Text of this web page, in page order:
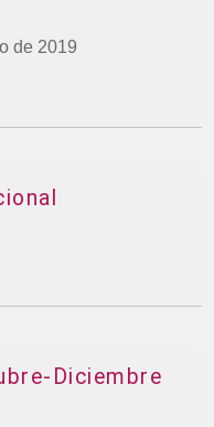
de 2019
Diciembre